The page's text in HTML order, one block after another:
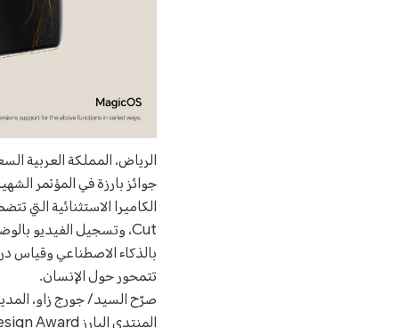
بالذكاء الاصطناعي وقياس
تتمحور حول الإنسان.